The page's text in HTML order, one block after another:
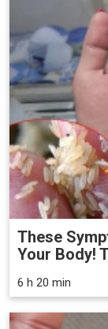
These
Your Body!
6 h 20 min